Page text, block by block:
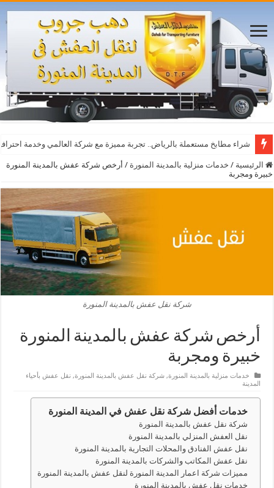
شراء مطابخ مستعملة بالرياض.. تجربة مميزة مع شركة العالمي وخدمة
أفضل مواقع مشاهدة مباريات اليوم بث مباشر بدون تقطيع
الرئيسية / خدمات منزلية بالمدينة المنورة / أرخص شركة عفش بالمدينة المنورة
خبيرة ومجربة
شركة نقل عفش بالمدينة المنورة
أرخص شركة عفش بالمدينة المنورة
خبيرة ومجربة
خدمات منزلية بالمدينة المنورة,شركة نقل عفش بالمدينة المنورة, نقل عفش بأحياء
المدينة
خدمات أفضل شركة نقل عفش في المدينة المنورة
شركة نقل عفش بالمدينة المنورة
نقل العفش المنزلي بالمدينة المنورة
نقل عفش الفنادق والمحلات التجارية بالمدينة المنورة
نقل عفش المكاتب والشركات بالمدينة المنورة
مميزات شركة اعمار المدينة المنورة لنقل عفش بالمدينة المنورة
خدمات نقل عفش بالمدينة المنورة